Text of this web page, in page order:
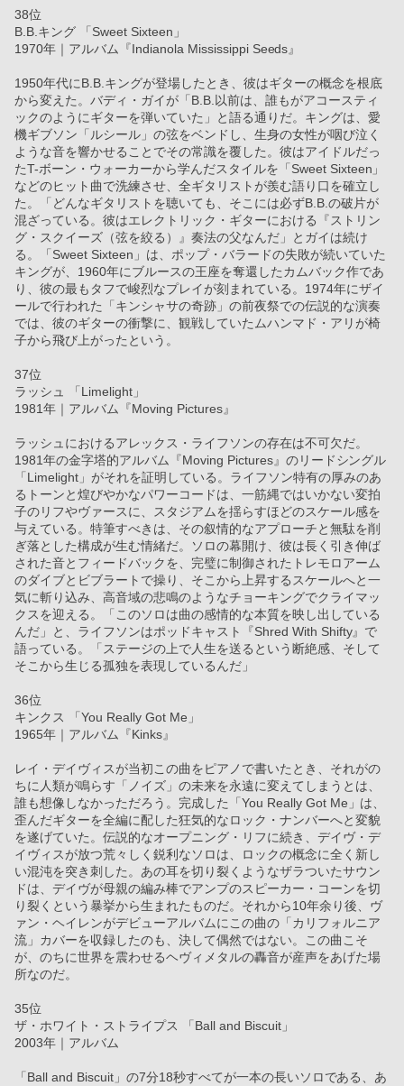
38位
B.B.キング 「Sweet Sixteen」
1970年｜アルバム『Indianola Mississippi Seeds』
1950年代にB.B.キングが登場したとき、彼はギターの概念を根底
から変えた。バディ・ガイが「B.B.以前は、誰もがアコースティ
ックのようにギターを弾いていた」と語る通りだ。キングは、愛
機ギブソン「ルシール」の弦をベンドし、生身の女性が咽び泣く
ような音を響かせることでその常識を覆した。彼はアイドルだっ
たT-ボーン・ウォーカーから学んだスタイルを「Sweet Sixteen」
などのヒット曲で洗練させ、全ギタリストが羨む語り口を確立し
た。「どんなギタリストを聴いても、そこには必ずB.B.の破片が
混ざっている。彼はエレクトリック・ギターにおける『ストリン
グ・スクイーズ（弦を絞る）』奏法の父なんだ」とガイは続け
る。「Sweet Sixteen」は、ポップ・バラードの失敗が続いていた
キングが、1960年にブルースの王座を奪還したカムバック作であ
り、彼の最もタフで峻烈なプレイが刻まれている。1974年にザイ
ールで行われた「キンシャサの奇跡」の前夜祭での伝説的な演奏
では、彼のギターの衝撃に、観戦していたムハンマド・アリが椅
子から飛び上がったという。
37位
ラッシュ 「Limelight」
1981年｜アルバム『Moving Pictures』
ラッシュにおけるアレックス・ライフソンの存在は不可欠だ。
1981年の金字塔的アルバム『Moving Pictures』のリードシングル
「Limelight」がそれを証明している。ライフソン特有の厚みのあ
るトーンと煌びやかなパワーコードは、一筋縄ではいかない変拍
子のリフやヴァースに、スタジアムを揺らすほどのスケール感を
与えている。特筆すべきは、その叙情的なアプローチと無駄を削
ぎ落とした構成が生む情緒だ。ソロの幕開け、彼は長く引き伸ば
された音とフィードバックを、完璧に制御されたトレモロアーム
のダイブとビブラートで操り、そこから上昇するスケールへと一
気に斬り込み、高音域の悲鳴のようなチョーキングでクライマッ
クスを迎える。「このソロは曲の感情的な本質を映し出している
んだ」と、ライフソンはポッドキャスト『Shred With Shifty』で
語っている。「ステージの上で人生を送るという断絶感、そして
そこから生じる孤独を表現しているんだ」
36位
キンクス 「You Really Got Me」
1965年｜アルバム『Kinks』
レイ・デイヴィスが当初この曲をピアノで書いたとき、それがの
ちに人類が鳴らす「ノイズ」の未来を永遠に変えてしまうとは、
誰も想像しなかっただろう。完成した「You Really Got Me」は、
歪んだギターを全編に配した狂気的なロック・ナンバーへと変貌
を遂げていた。伝説的なオープニング・リフに続き、デイヴ・デ
イヴィスが放つ荒々しく鋭利なソロは、ロックの概念に全く新し
い混沌を突き刺した。あの耳を切り裂くようなザラついたサウン
ドは、デイヴが母親の編み棒でアンプのスピーカー・コーンを切
り裂くという暴挙から生まれたものだ。それから10年余り後、ヴ
ァン・ヘイレンがデビューアルバムにこの曲の「カリフォルニア
流」カバーを収録したのも、決して偶然ではない。この曲こそ
が、のちに世界を震わせるヘヴィメタルの轟音が産声をあげた場
所なのだ。
35位
ザ・ホワイト・ストライプス 「Ball and Biscuit」
2003年｜アルバム
「Ball and Biscuit」の7分18秒すべてが一本の長いソロである、あ